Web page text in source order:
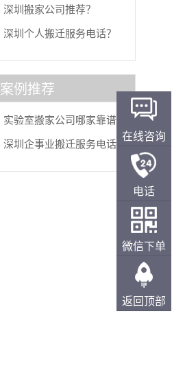
深圳搬家公司推荐？
深圳个人搬迁服务电话？
案例推荐
实验室搬家公司哪家靠谱
深圳企事业搬迁服务电话？在线咨询
电话
微信下单
返回顶部